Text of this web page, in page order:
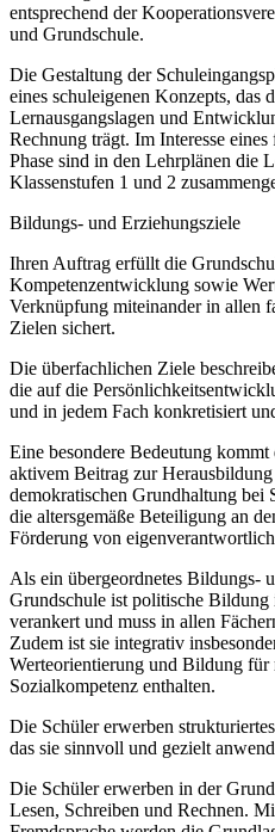
entsprechend der
und Grundschule.
Die Gestaltung der
eines schuleigenen Konzepts, das
Lernausgangslagen und
Rechnung trägt. Im Interesse
Phase sind in den Lehrplänen die
Klassenstufen 1 und 2
Bildungs- und Erziehungsziele
Ihren Auftrag erfüllt die
Kompetenzentwicklung sowie
Verknüpfung miteinander in allen
Zielen sichert.
Die überfachlichen Ziele
die auf die
und in jedem Fach konkretisiert
Eine besondere Bedeutung
aktivem Beitrag zur
demokratischen Grundhaltung bei
die altersgemäße Beteiligung an
Förderung von
Als ein übergeordnetes Bildungs-
Grundschule ist politische Bildung
verankert und muss in allen
Zudem ist sie integrativ
Werteorientierung und Bildung
Sozialkompetenz enthalten.
Die Schüler erwerben
das sie sinnvoll und gezielt
Die Schüler erwerben in der
Lesen, Schreiben und Rechnen.